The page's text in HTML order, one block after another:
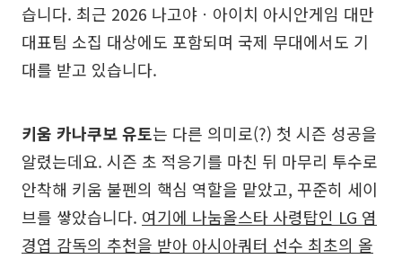
습니다. 최근 2026 나고야ㆍ아이치 아시안게임 대만
대표팀 소집 대상에도 포함되며 국제 무대에서도 기
대를 받고 있습니다.
키움 카나쿠보 유토는 다른 의미로(?) 첫 시즌 성공을
알렸는데요. 시즌 초 적응기를 마친 뒤 마무리 투수로
안착해 키움 불펜의 핵심 역할을 맡았고, 꾸준히 세이
브를 쌓았습니다. 여기에 나눔올스타 사령탑인 LG 염
경엽 감독의 추천을 받아 아시아쿼터 선수 최초의 올